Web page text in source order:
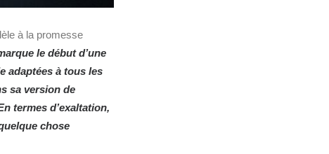
à la promesse
le début d’une
adaptées à tous les
sa version de
termes d’exaltation,
chose